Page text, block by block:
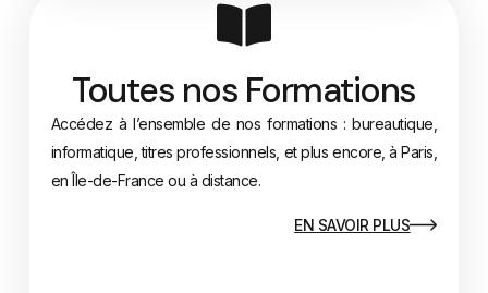
Toutes nos Formations
Accédez à l’ensemble de nos formations : bureautique,
informatique, titres professionnels, et plus encore, à Paris,
en Île-de-France ou à distance.
EN SAVOIR PLUS